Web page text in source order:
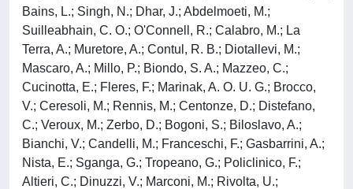
Bains, L.; Singh, N.; Dhar, J.; Abdelmoeti, M.;
Suilleabhain, C. O.; O'Connell, R.; Calabro, M.; La
Terra, A.; Muretore, A.; Contul, R. B.; Diotallevi, M.;
Mascaro, A.; Millo, P.; Biondo, S. A.; Mazzeo, C.;
Cucinotta, E.; Fleres, F.; Marinak, A. O. U. G.; Brocco,
V.; Ceresoli, M.; Rennis, M.; Centonze, D.; Distefano,
C.; Veroux, M.; Zerbo, D.; Bogoni, S.; Biloslavo, A.;
Bianchi, V.; Candelli, M.; Franceschi, F.; Gasbarrini, A.;
Nista, E.; Sganga, G.; Tropeano, G.; Policlinico, F.;
Altieri, C.; Dinuzzi, V.; Marconi, M.; Rivolta, U.;